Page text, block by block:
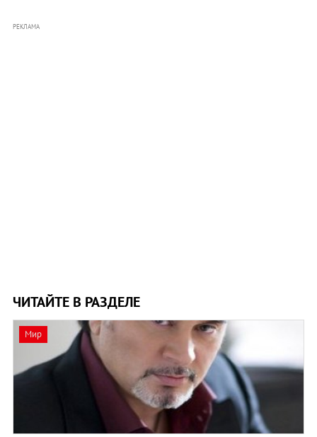
РЕКЛАМА
ЧИТАЙТЕ В РАЗДЕЛЕ
Мир